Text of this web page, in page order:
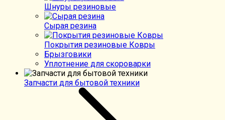
Шнуры резиновые
Сырая резина
Покрытия резиновые Ковры
Брызговики
Уплотнение для скороварки
Запчасти для бытовой техники